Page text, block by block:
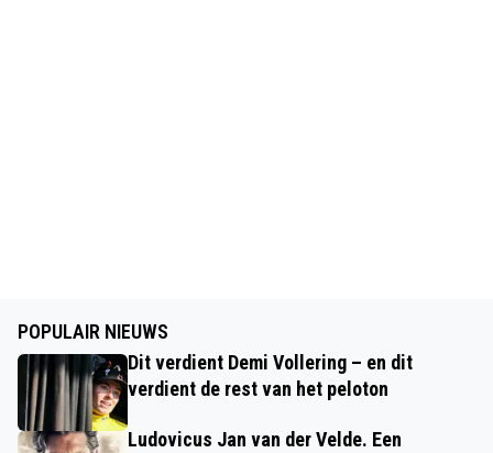
POPULAIR NIEUWS
Dit verdient Demi Vollering – en dit
verdient de rest van het peloton
Ludovicus Jan van der Velde. Een